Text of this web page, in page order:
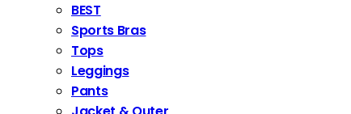
BEST
Sports Bras
Tops
Leggings
Pants